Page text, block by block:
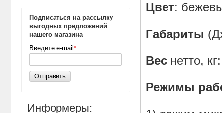
Подписаться на рассылку
выгодных предложений
нашего магазина
Введите e-mail *
Отправить
Информеры:
Цвет:
Габариты
Вес нетто,
Режимы